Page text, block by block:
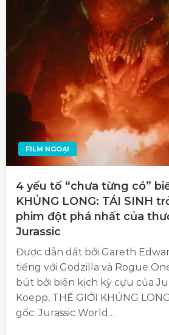
FILM NGOẠI
4 yếu tố “chưa từng có”
KHỦNG LONG: TÁI SINH
phim đột phá nhất của
Jurassic
Được dẫn dắt bởi Gareth
tiếng với Godzilla và Rogue
bút bởi biên kịch kỳ cựu của
Koepp, THẾ GIỚI KHỦNG
gốc: Jurassic World…